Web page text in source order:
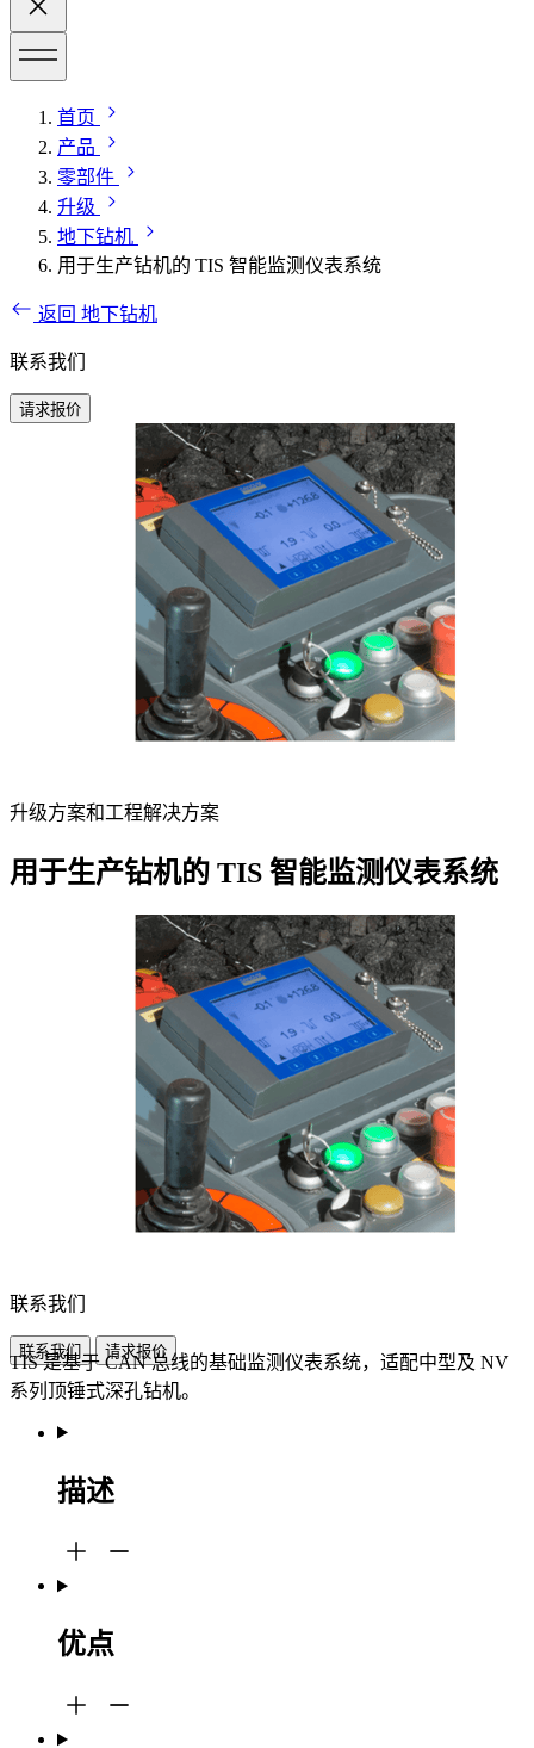
首页
产品
零部件
升级
地下钻机
用于生产钻机的 TIS 智能监测仪表系统
返回 地下钻机
联系我们
请求报价
升级方案和工程解决方案
用于生产钻机的 TIS 智能监测仪表系统
联系我们
联系我们 请求报价
TIS 是基于 CAN 总线的基础监测仪表系统，适配中型及 NV
系列顶锤式深孔钻机。
描述
优点